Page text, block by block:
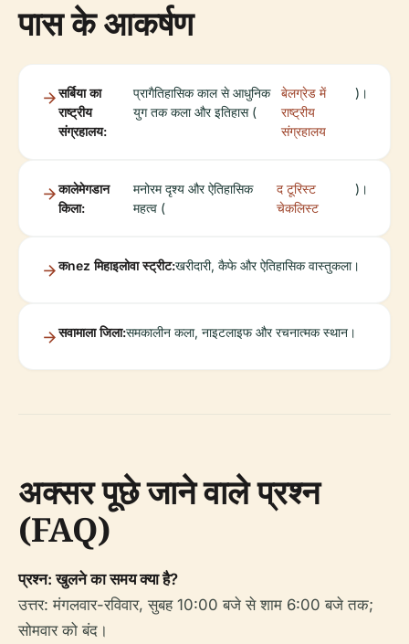
पास के आकर्षण
सर्बिया का
राष्ट्रीय
संग्रहालय:
प्रागैतिहासिक काल से आधुनिक
युग तक कला और इतिहास (
बेलग्रेड में
राष्ट्रीय
संग्रहालय
)।
कालेमेगडान
किला:
मनोरम दृश्य और ऐतिहासिक
महत्व (
द टूरिस्ट
चेकलिस्ट
)।
कnez मिहाइलोवा स्ट्रीट:खरीदारी, कैफे और ऐतिहासिक वास्तुकला।
सवामाला जिला:समकालीन कला, नाइटलाइफ और रचनात्मक स्थान।
अक्सर पूछे जाने वाले प्रश्न
(FAQ)
प्रश्न: खुलने का समय क्या है?
उत्तर: मंगलवार-रविवार, सुबह 10:00 बजे से शाम 6:00 बजे तक;
सोमवार को बंद।